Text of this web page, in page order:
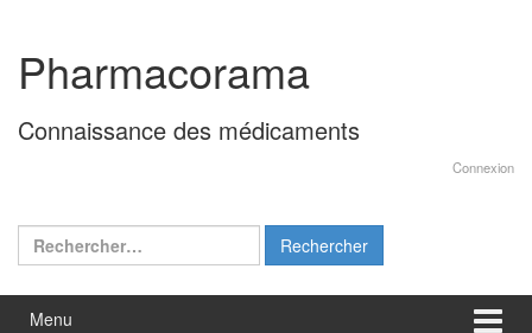
contenu
menu
principal
Pharmacorama
Connaissance des médicaments
Connexion
Rechercher :
Menu